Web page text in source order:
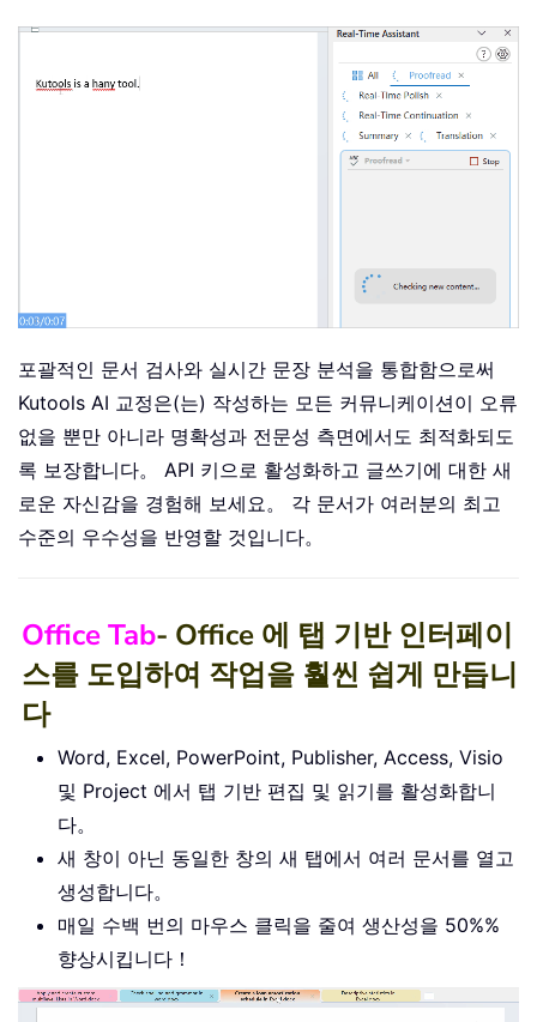
포괄적인 문서 검사와 실시간 문장 분석을 통합함으로써
Kutools AI 교정은(는) 작성하는 모든 커뮤니케이션이 오류
없을 뿐만 아니라 명확성과 전문성 측면에서도 최적화되도
록 보장합니다。 API 키으로 활성화하고 글쓰기에 대한 새
로운 자신감을 경험해 보세요。 각 문서가 여러분의 최고
수준의 우수성을 반영할 것입니다。
Office Tab- Office 에 탭 기반 인터페이
스를 도입하여 작업을 훨씬 쉽게 만듭니
다
Word, Excel, PowerPoint, Publisher, Access, Visio
및 Project 에서 탭 기반 편집 및 읽기를 활성화합니
다。
새 창이 아닌 동일한 창의 새 탭에서 여러 문서를 열고
생성합니다。
매일 수백 번의 마우스 클릭을 줄여 생산성을 50%%
향상시킵니다！